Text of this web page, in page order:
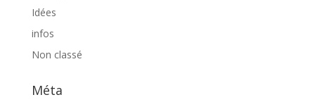
Idées
infos
Non classé
Méta